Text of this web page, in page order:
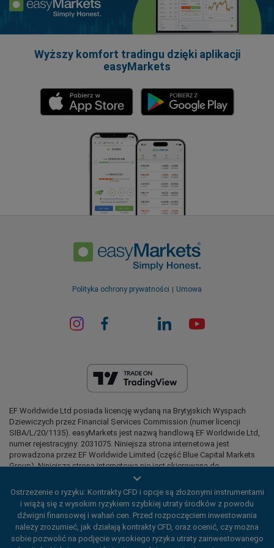
Wyższy komfort tradingu dzięki aplikacji
easyMarkets
Polityka ochrony prywatności Umowa
EF Worldwide Ltd posiada licencję wydaną na Brytyjskich Wyspach
Dziewiczych przez Financial Services Commission (numer licencji
SIBA/L/20/1135). easyMarkets jest nazwą handlową EF Worldwide Ltd,
numer rejestracyjny: 2031075. Niniejsza strona internetowa jest
prowadzona przez EF Worldwide Limited (część Blue Capital Markets
Group). Niniejsza strona internetowa nie jest skierowana do
Regiony objęte ograniczeniami:EF Worldwide Ltd nie świadczy
usług mieszkańcom niektórych regionów, takich jak Stany Zjednoczone
Ameryki, Izrael, Kolumbia Brytyjska, Manitoba, Quebec, Ontario,
Afganistan, Białoruś, Kuba, Iran, Libia, Mjanma, Nikaragua, Korea
Północna, Panama, Federacja Rosyjska, Seszele i Wenezuela.
Ostrzeżenie o ryzyku: Kontrakty CFD i opcje są złożonymi instrumentami
i wiążą się z wysokim ryzykiem szybkiej utraty środków z powodu
dźwigni finansowej i wahań cen. Przed rozpoczęciem inwestowania
należy zrozumieć, jak działają kontrakty CFD, oraz ocenić, czy można
sobie pozwolić na podjęcie wysokiego ryzyka utraty zainwestowanego